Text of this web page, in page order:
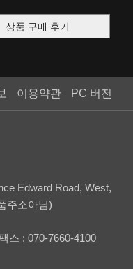
상품 구매 후기
이용약관 PC 버전
Edward Road, West,
주소아님)
팩스 : 070-7660-4100